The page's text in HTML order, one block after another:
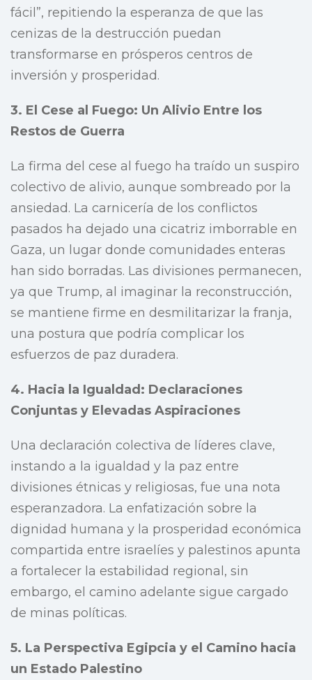
fácil”, repitiendo la esperanza de que las
cenizas de la destrucción puedan
transformarse en prósperos centros de
inversión y prosperidad.
3. El Cese al Fuego: Un Alivio Entre los
Restos de Guerra
La firma del cese al fuego ha traído un suspiro
colectivo de alivio, aunque sombreado por la
ansiedad. La carnicería de los conflictos
pasados ha dejado una cicatriz imborrable en
Gaza, un lugar donde comunidades enteras
han sido borradas. Las divisiones permanecen,
ya que Trump, al imaginar la reconstrucción,
se mantiene firme en desmilitarizar la franja,
una postura que podría complicar los
esfuerzos de paz duradera.
4. Hacia la Igualdad: Declaraciones
Conjuntas y Elevadas Aspiraciones
Una declaración colectiva de líderes clave,
instando a la igualdad y la paz entre
divisiones étnicas y religiosas, fue una nota
esperanzadora. La enfatización sobre la
dignidad humana y la prosperidad económica
compartida entre israelíes y palestinos apunta
a fortalecer la estabilidad regional, sin
embargo, el camino adelante sigue cargado
de minas políticas.
5. La Perspectiva Egipcia y el Camino hacia
un Estado Palestino